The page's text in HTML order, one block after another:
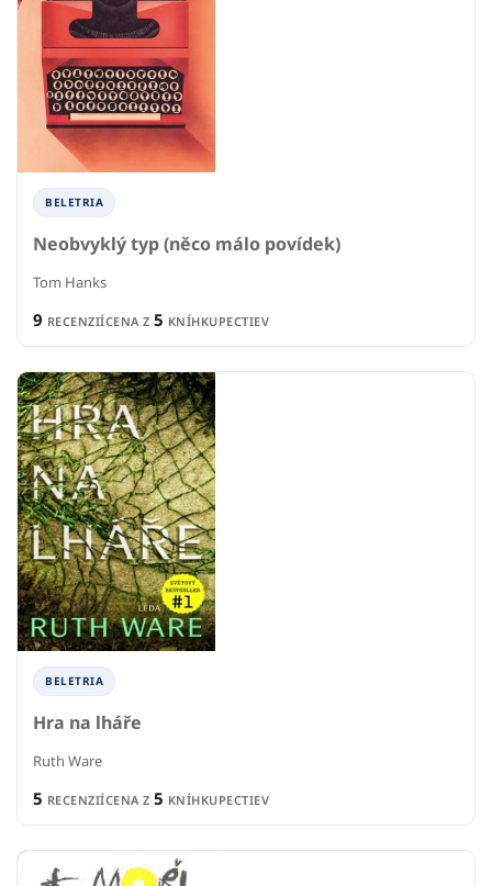
BELETRIA
Neobvyklý typ (něco málo povídek)
Tom Hanks
9 RECENZIÍCENA Z 5 KNÍHKUPECTIEV
BELETRIA
Hra na lháře
Ruth Ware
5 RECENZIÍCENA Z 5 KNÍHKUPECTIEV